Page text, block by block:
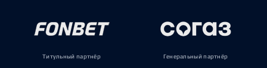
Титульный партнёр Генеральный партнёр